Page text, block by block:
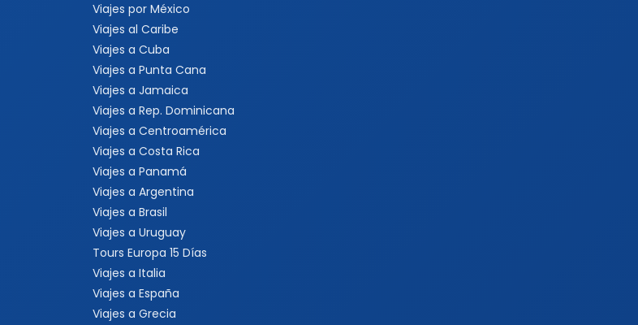
Viajes por México
Viajes al Caribe
Viajes a Cuba
Viajes a Punta Cana
Viajes a Jamaica
Viajes a Rep. Dominicana
Viajes a Centroamérica
Viajes a Costa Rica
Viajes a Panamá
Viajes a Argentina
Viajes a Brasil
Viajes a Uruguay
Tours Europa 15 Días
Viajes a Italia
Viajes a España
Viajes a Grecia